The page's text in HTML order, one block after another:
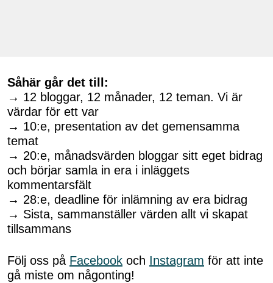
Såhär går det till:
→ 12 bloggar, 12 månader, 12 teman. Vi är
värdar för ett var
→ 10:e, presentation av det gemensamma
temat
→ 20:e, månadsvärden bloggar sitt eget bidrag
och börjar samla in era i inläggets
kommentarsfält
→ 28:e, deadline för inlämning av era bidrag
→ Sista, sammanställer värden allt vi skapat
tillsammans
Följ oss på Facebook och Instagram för att inte
gå miste om någonting!